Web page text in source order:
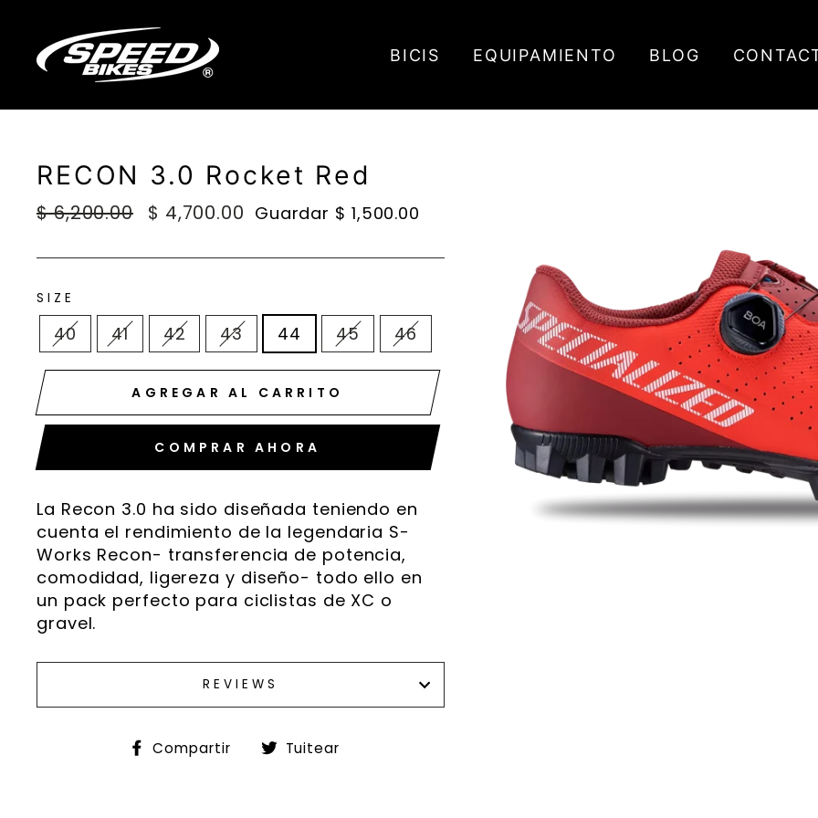
directamente
contenido
BICIS EQUIPAMIENTO BLOG
RECON 3.0 Rocket Red
Precio
$ 6,200.00
Precio
oferta
$ 4,700.00 Guardar $ 1,500.00
SIZE
40 41 42 43 44 45 46
AGREGAR AL CARRITO
COMPRAR AHORA
La Recon 3.0 ha sido diseñada teniendo en
cuenta el rendimiento de la legendaria S-
Works Recon- transferencia de potencia,
comodidad, ligereza y diseño- todo ello en
un pack perfecto para ciclistas de XC o
gravel.
REVIEWS
Compartir
Compartir
Tuitear